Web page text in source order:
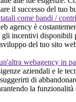
il successo del tuo
come bandi /
agency è
incentivi disponibili
del tuo sito
webagency in
aziendali e le
di
la